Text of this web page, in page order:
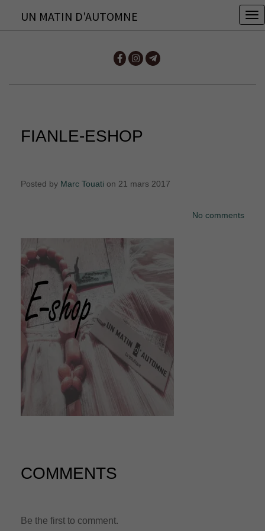
T
UN MATIN D'AUTOMNE
FIANLE-ESHOP
Posted by Marc Touati on 21 mars 2017
No comments
COMMENTS
Be the first to comment.